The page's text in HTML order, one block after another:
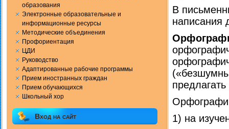
образования
Электронные образовательные и
информационные ресурсы
Методические объединения
Профориентация
ЦДИ
Руководство
Адаптированные рабочие программы
Прием иностранных граждан
Прием обучающихся
Школьный хор
Вход на сайт
В
написания
1) на